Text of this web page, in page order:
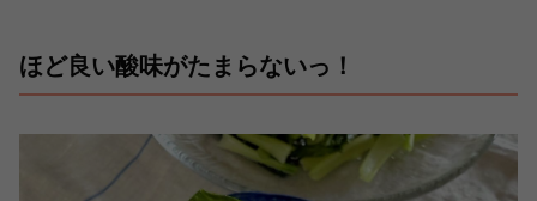
ほど良い酸味がたまらないっ！